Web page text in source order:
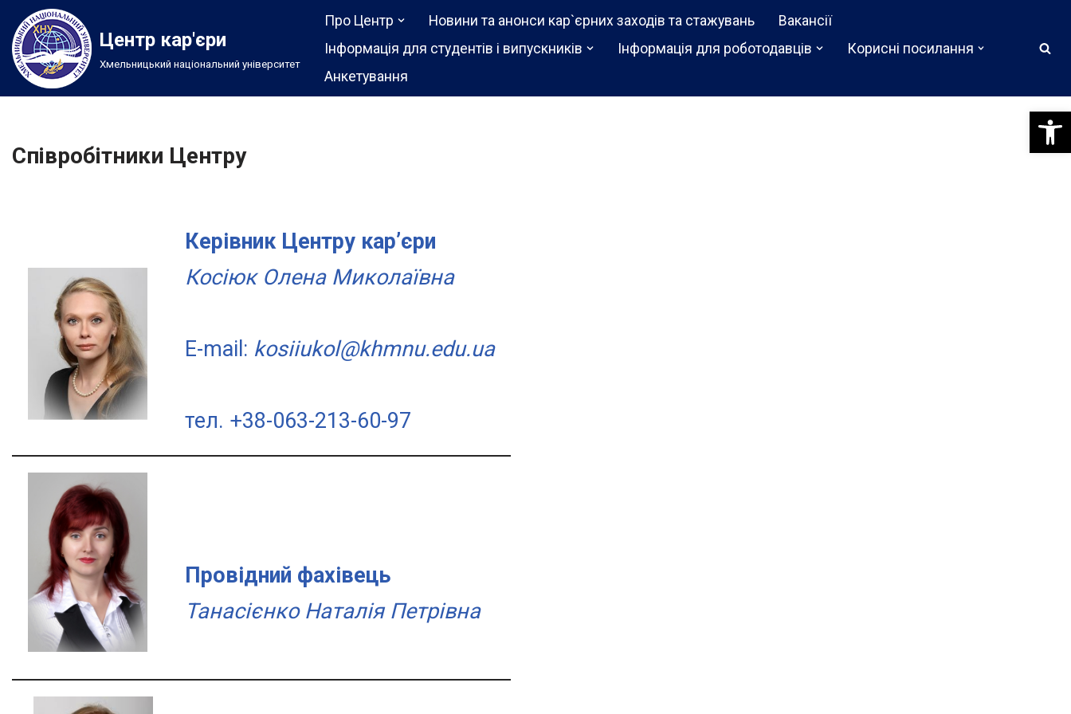
Перейти
до
вмісту
Центр кар'єри
Хмельницький національний університет
Про Центр Новини та анонси кар`єрних заходів та стажувань
Вакансії
Інформація для студентів і випускників
Інформація для роботодавців
Корисні посилання
Анкетування
Співробітники Центру
Керівник Центру кар’єри
Косіюк Олена Миколаївна
E-mail: kosiiukol@khmnu.edu.ua
тел. +38-063-213-60-97
Провідний фахівець
Танасієнко Наталія Петрівна